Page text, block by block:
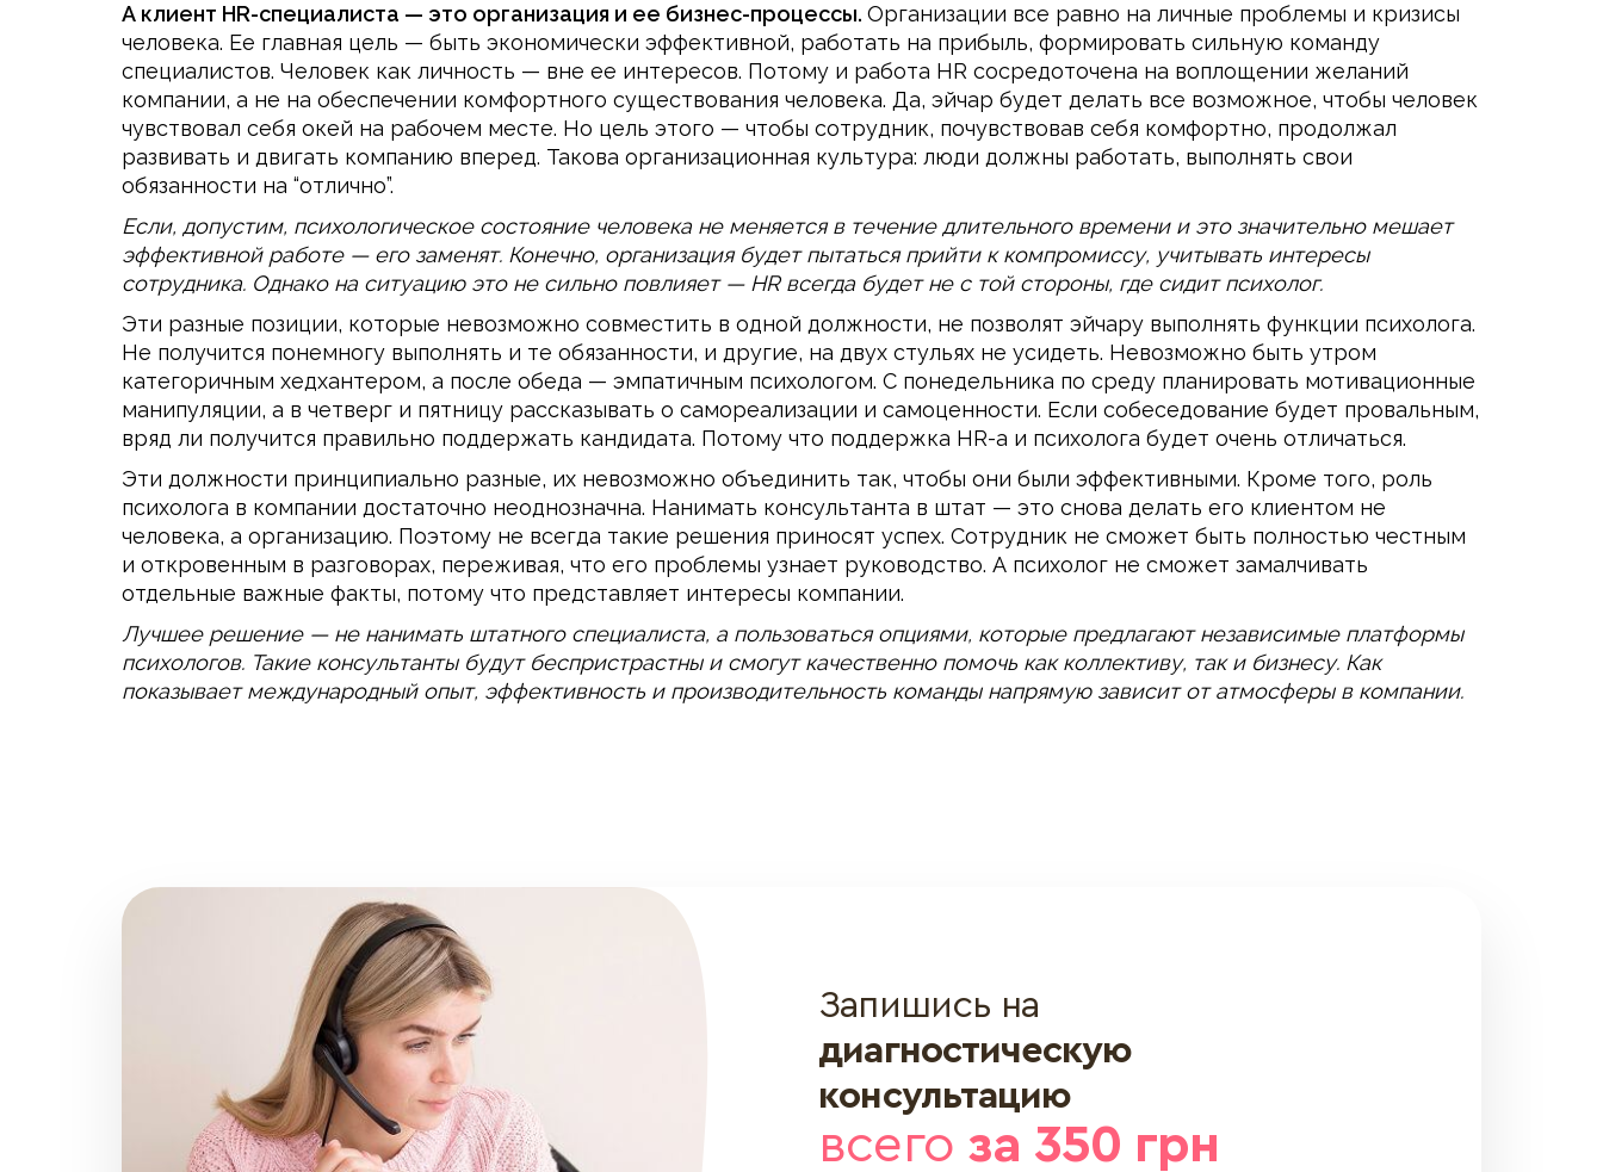
А клиент HR-специалиста — это организация и ее бизнес-процессы. Организации все равно на личные проблемы и кризисы
человека. Ее главная цель — быть экономически эффективной, работать на прибыль, формировать сильную команду
специалистов. Человек как личность — вне ее интересов. Потому и работа HR сосредоточена на воплощении желаний
компании, а не на обеспечении комфортного существования человека. Да, эйчар будет делать все возможное, чтобы человек
чувствовал себя окей на рабочем месте. Но цель этого — чтобы сотрудник, почувствовав себя комфортно, продолжал
развивать и двигать компанию вперед. Такова организационная культура: люди должны работать, выполнять свои
обязанности на “отлично”.
Если, допустим, психологическое состояние человека не меняется в течение длительного времени и это значительно мешает
эффективной работе — его заменят. Конечно, организация будет пытаться прийти к компромиссу, учитывать интересы
сотрудника. Однако на ситуацию это не сильно повлияет — HR всегда будет не с той стороны, где сидит психолог.
Эти разные позиции, которые невозможно совместить в одной должности, не позволят эйчару выполнять функции психолога.
Не получится понемногу выполнять и те обязанности, и другие, на двух стульях не усидеть. Невозможно быть утром
категоричным хедхантером, а после обеда — эмпатичным психологом. С понедельника по среду планировать мотивационные
манипуляции, а в четверг и пятницу рассказывать о самореализации и самоценности. Если собеседование будет провальным,
вряд ли получится правильно поддержать кандидата. Потому что поддержка HR-а и психолога будет очень отличаться.
Эти должности принципиально разные, их невозможно объединить так, чтобы они были эффективными. Кроме того, роль
психолога в компании достаточно неоднозначна. Нанимать консультанта в штат — это снова делать его клиентом не
человека, а организацию. Поэтому не всегда такие решения приносят успех. Сотрудник не сможет быть полностью честным
и откровенным в разговорах, переживая, что его проблемы узнает руководство. А психолог не сможет замалчивать
отдельные важные факты, потому что представляет интересы компании.
Лучшее решение — не нанимать штатного специалиста, а пользоваться опциями, которые предлагают независимые платформы
психологов. Такие консультанты будут беспристрастны и смогут качественно помочь как коллективу, так и бизнесу. Как
показывает международный опыт, эффективность и производительность команды напрямую зависит от атмосферы в компании.
Запишись на
диагностическую
консультацию
всего за 350 грн